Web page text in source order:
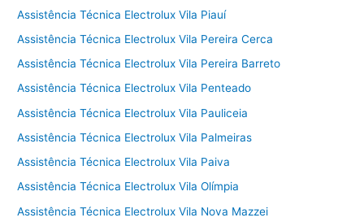
Assistência Técnica Electrolux Vila Piauí
Assistência Técnica Electrolux Vila Pereira Cerca
Assistência Técnica Electrolux Vila Pereira Barreto
Assistência Técnica Electrolux Vila Penteado
Assistência Técnica Electrolux Vila Pauliceia
Assistência Técnica Electrolux Vila Palmeiras
Assistência Técnica Electrolux Vila Paiva
Assistência Técnica Electrolux Vila Olímpia
Assistência Técnica Electrolux Vila Nova Mazzei